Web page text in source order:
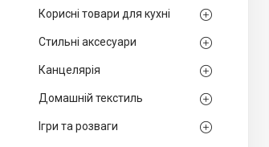
Корисні товари для кухні
Стильні аксесуари
Канцелярія
Домашній текстиль
Ігри та розваги